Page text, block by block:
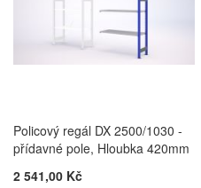
Policový regál DX 2500/1030 -
přídavné pole, Hloubka 420mm
2 541,00 Kč